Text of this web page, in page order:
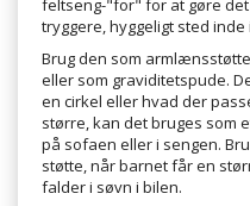
tryggere, hyggeligt sted
Brug den som
eller som graviditetspude.
en cirkel eller hvad der
større, kan det bruges som
på sofaen eller i sengen.
støtte, når barnet får en
falder i søvn i bilen.